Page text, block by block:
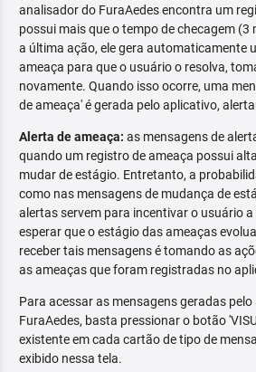
analisador do FuraAedes encontra um
possui mais que o tempo de checagem (3
a última ação, ele gera automaticamente
ameaça para que o usuário o resolva,
novamente. Quando isso ocorre, uma
de ameaça' é gerada pelo aplicativo,
Alerta de ameaça: as mensagens de
quando um registro de ameaça possui
mudar de estágio. Entretanto, a
como nas mensagens de mudança de
alertas servem para incentivar o usuário
esperar que o estágio das ameaças
receber tais mensagens é tomando as
as ameaças que foram registradas no
Para acessar as mensagens geradas
FuraAedes, basta pressionar o botão
existente em cada cartão de tipo de
exibido nessa tela.